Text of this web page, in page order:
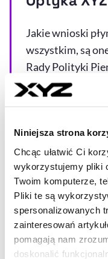
Niniejsza strona
Chcąc ułatwić Ci
wykorzystujemy pliki
Twoim komputerze,
Pliki te są
spersonalizowanych
zainteresowań
pomagają nam
doskonalić
Jakie wnioski
wszystkim, są
Rady Polityki
polityki
dynamika płac
sprzyjałoby
Mamy jednak do
odwrotną. Marsz
zasadzie od
więcej, dzisiejsze
dynamikę
analitycy NBP w